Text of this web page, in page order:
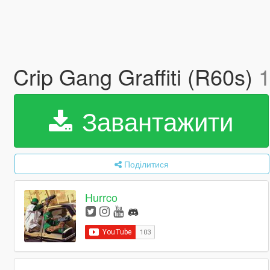
Crip Gang Graffiti (R60s)
Завантажити
Поділитися
Hurrco